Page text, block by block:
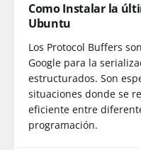
Como Instalar la
Ubuntu
Los Protocol Buffers
Google para la
estructurados. Son
situaciones donde se
eficiente entre
programación.